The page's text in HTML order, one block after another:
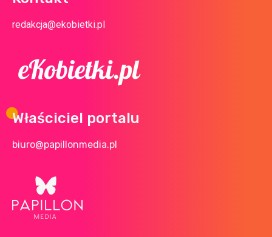
redakcja@ekobietki.pl
Właściciel portalu
biuro@papillonmedia.pl